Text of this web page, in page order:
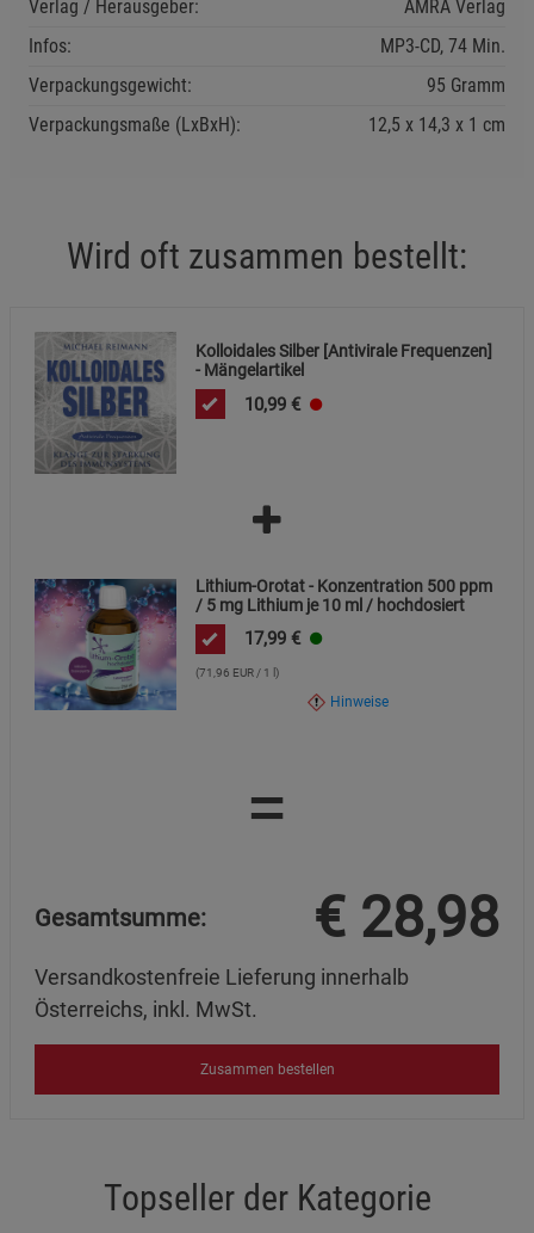
Verlag / Herausgeber:
AMRA Verlag
Infos:
MP3-CD, 74 Min.
Verpackungsgewicht:
95 Gramm
Verpackungsmaße (LxBxH):
12,5 14,3 1 cm
Wird oft zusammen bestellt:
Kolloidales Silber [Antivirale Frequenzen]
- Mängelartikel
10,99 €
Lithium-Orotat - Konzentration 500 ppm
/ 5 mg Lithium je 10 ml / hochdosiert
17,99 €
(71,96 EUR / 1 l)
Hinweise
=
Gesamtsumme: € 28,98
Versandkostenfreie Lieferung innerhalb
Österreichs, inkl. MwSt.
Zusammen bestellen
Topseller der Kategorie
Cookie-Informationen
Statistik Cookies (1) Statistik Cookies
Beschreibung Statistik Cookies
Marketing Cookies (3)
Beschreibung Marketing Cookies
Datenschutzerklärung Impressum